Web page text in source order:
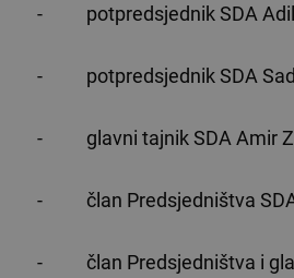
- potpredsjednik SDA
- potpredsjednik SDA
- glavni tajnik SDA Amir
- član Predsjedništva
-
član Predsjedništva i